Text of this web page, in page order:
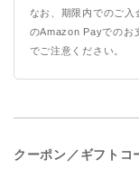
なお、期限内でのご
のAmazon Payでのお
でご注意ください。
クーポン／ギフトコ